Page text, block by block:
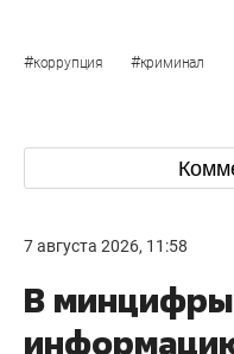
#коррупция #криминал
7 августа 2026, 11:58
В минцифры